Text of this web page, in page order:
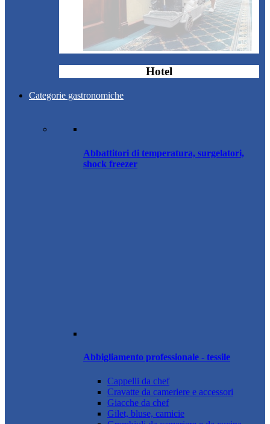
Hotel
Categorie gastronomiche
Abbattitori di temperatura, surgelatori,
shock freezer
Abbigliamento professionale - tessile
Cappelli da chef
Cravatte da cameriere e accessori
Giacche da chef
Gilet, bluse, camicie